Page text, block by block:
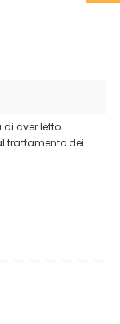
aver letto
trattamento dei